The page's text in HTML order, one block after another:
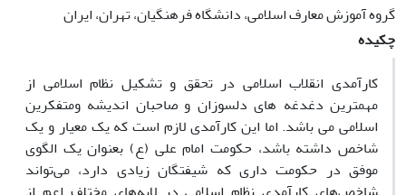
گروه آموزش معارف اسلامی، دانشگاه فرهنگیان، تهران، ایران
چکیده
کارآمدی انقلاب اسلامی در تحقق و تشکیل نظام اسلامی از
مهمترین دغدغه های دلسوزان و صاحبان اندیشه ومتفکرین
اسلامی می باشد. اما این کارآمدی لازم است که یک معیار و یک
شاخص داشته باشد، حکومت امام علی (ع) بعنوان یک الگوی
موفق در حکومت داری که شیفتگان زیادی دارد، می‌تواند